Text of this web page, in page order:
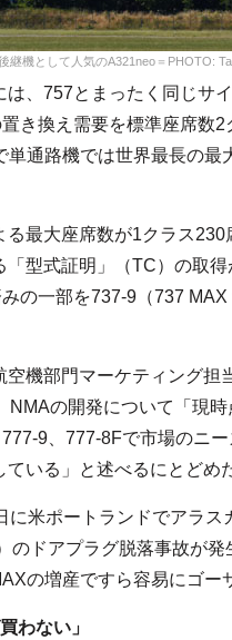
継機として人気のA321neo＝PHOTO:
、757とまったく同じサ
き換え需要を標準座席数
単通路機では世界最長の最
最大座席数が1クラス230
「型式証明」（TC）の取
みの一部を737-9（737
機部門マーケティング担
NMAの開発について「現
9、777-8Fで市場のニ
いる」と述べるにとどめ
米ポートランドでアラス
のドアプラグ脱落事故が
の増産ですら容易にゴー
わない」